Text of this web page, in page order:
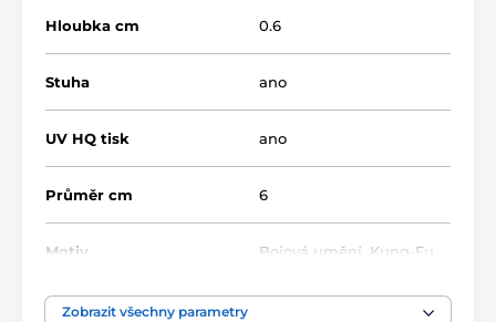
Hloubka cm 0.6
Stuha ano
UV HQ tisk ano
Průměr cm 6
Motiv Bojová umění Kung-Fu
Typ ocenění
Zobrazit všechny parametry